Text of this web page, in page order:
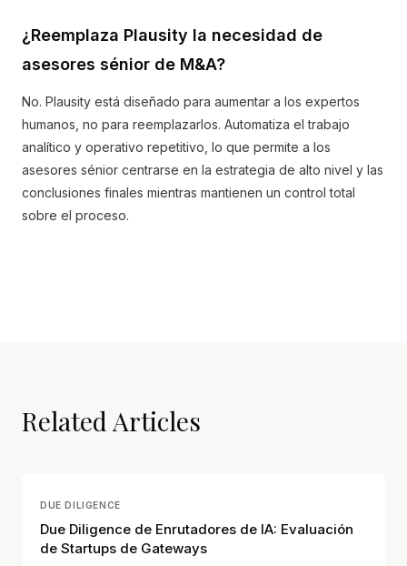
¿Reemplaza Plausity la necesidad de
asesores sénior de M&A?
No. Plausity está diseñado para aumentar a los expertos
humanos, no para reemplazarlos. Automatiza el trabajo
analítico y operativo repetitivo, lo que permite a los
asesores sénior centrarse en la estrategia de alto nivel y las
conclusiones finales mientras mantienen un control total
sobre el proceso.
Related Articles
DUE DILIGENCE
Due Diligence de Enrutadores de IA: Evaluación
de Startups de Gateways